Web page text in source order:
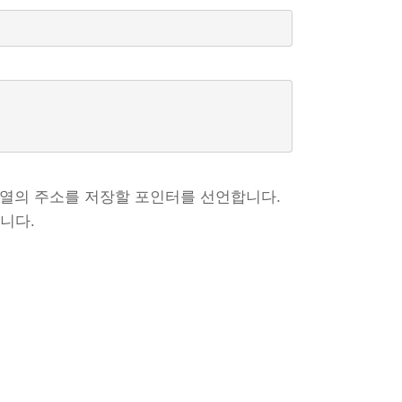
의 주소를 저장할 포인터를 선언합니다.
다.